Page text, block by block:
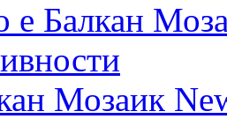
е Балкан
Мозаик